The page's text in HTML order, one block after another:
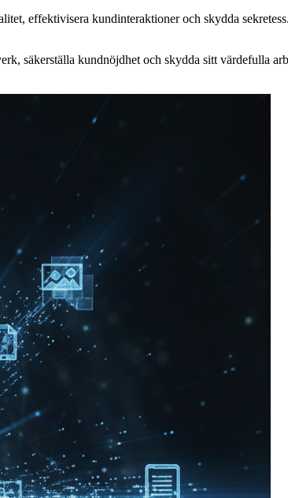
effektivisera kundinteraktioner och skydda
säkerställa kundnöjdhet och skydda sitt värdefulla